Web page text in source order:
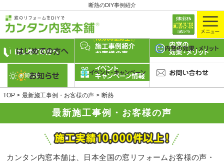
断熱のDIY事例紹介
最新施工事例・お客様の声
TOP 最新施工事例・お客様の声 断熱
カンタン内窓本舗は、日本全国の窓リフォームお客様の声・